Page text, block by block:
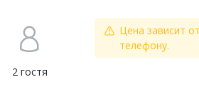
2 гостя
Цена зависит
телефону.